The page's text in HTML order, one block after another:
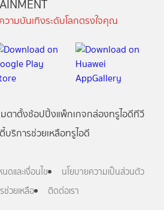
ามบันเทิงระดับโลกตรงใจคุณ
ตาตั้งช้อปปิ้งแพ็กเกจกล่องทรูไอดีทีวี
บริการช่วยเหลือทรูไอดี
ดและเงื่อนไข
นโยบายความเป็นส่วนตัว
ช่วยเหลือ
ติดต่อเรา